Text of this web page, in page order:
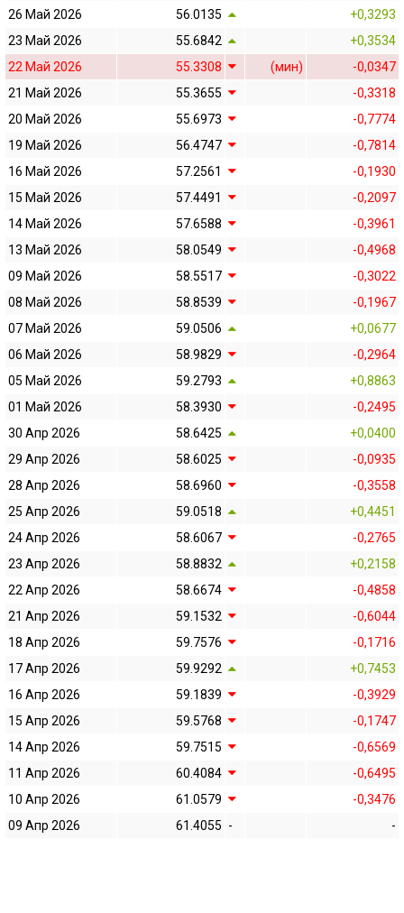
26 Май 2026 56.0135
+0,3293
23 Май 2026
55.6842
+0,3534
22 Май 2026
55.3308 (мин)
-0,0347
21 Май 2026
55.3655
-0,3318
20 Май 2026
55.6973
-0,7774
19 Май 2026
56.4747
-0,7814
16 Май 2026
57.2561
-0,1930
15 Май 2026
57.4491
-0,2097
14 Май 2026
57.6588
-0,3961
13 Май 2026
58.0549
-0,4968
09 Май 2026
58.5517
-0,3022
08 Май 2026
58.8539
-0,1967
07 Май 2026
59.0506
+0,0677
06 Май 2026
58.9829
-0,2964
05 Май 2026
59.2793
+0,8863
01 Май 2026
58.3930
-0,2495
30 Апр 2026
58.6425
+0,0400
29 Апр 2026
58.6025
-0,0935
28 Апр 2026
58.6960
-0,3558
25 Апр 2026
59.0518
+0,4451
24 Апр 2026
58.6067
-0,2765
23 Апр 2026
58.8832
+0,2158
22 Апр 2026
58.6674
-0,4858
21 Апр 2026
59.1532
-0,6044
18 Апр 2026
59.7576
-0,1716
17 Апр 2026
59.9292
+0,7453
16 Апр 2026
59.1839
-0,3929
15 Апр 2026
59.5768
-0,1747
14 Апр 2026
59.7515
-0,6569
11 Апр 2026
60.4084
-0,6495
10 Апр 2026
61.0579
-0,3476
09 Апр 2026
61.4055 - -